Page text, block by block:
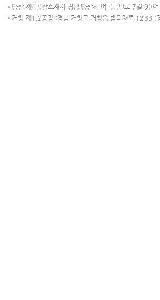
•양산 제4공장소재지:경남 양산시 어곡공단로 7길 9((
•거창 제1,2공장 :경남 거창군 거창읍 밤티재로